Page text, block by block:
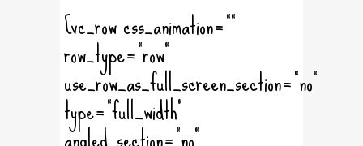
[vc_row css_animation=""
row_type="row"
use_row_as_full_screen_section="no"
type="full_width"